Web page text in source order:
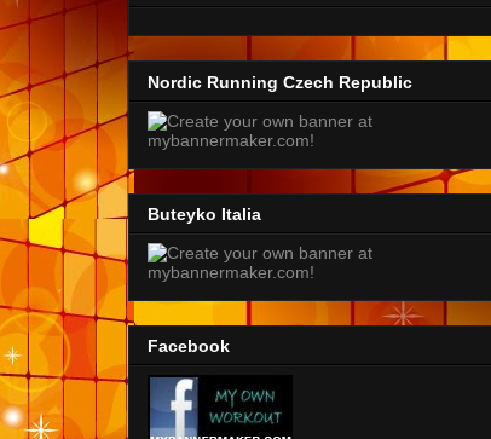
Nordic Running Czech Republic
Buteyko Italia
Facebook